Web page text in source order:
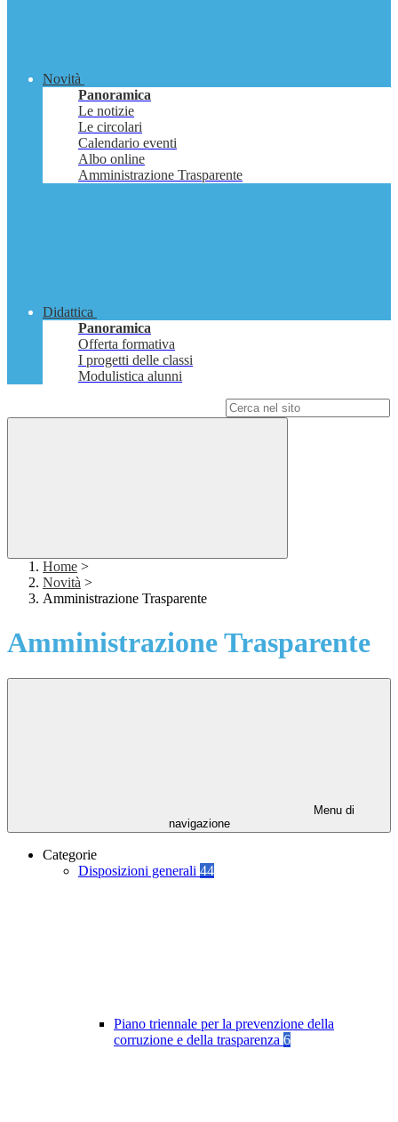
Novità
Panoramica
Le notizie
Le circolari
Calendario eventi
Albo online
Amministrazione Trasparente
Didattica
Panoramica
Offerta formativa
I progetti delle classi
Modulistica alunni
Home >
Novità >
Amministrazione Trasparente
Amministrazione Trasparente
Menu di
navigazione
Categorie
Disposizioni generali 44
Piano triennale per la prevenzione della
corruzione e della trasparenza 6